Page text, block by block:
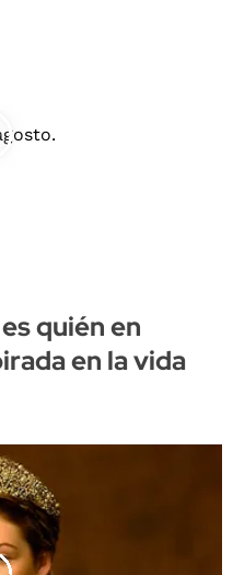
quién en
en la vida